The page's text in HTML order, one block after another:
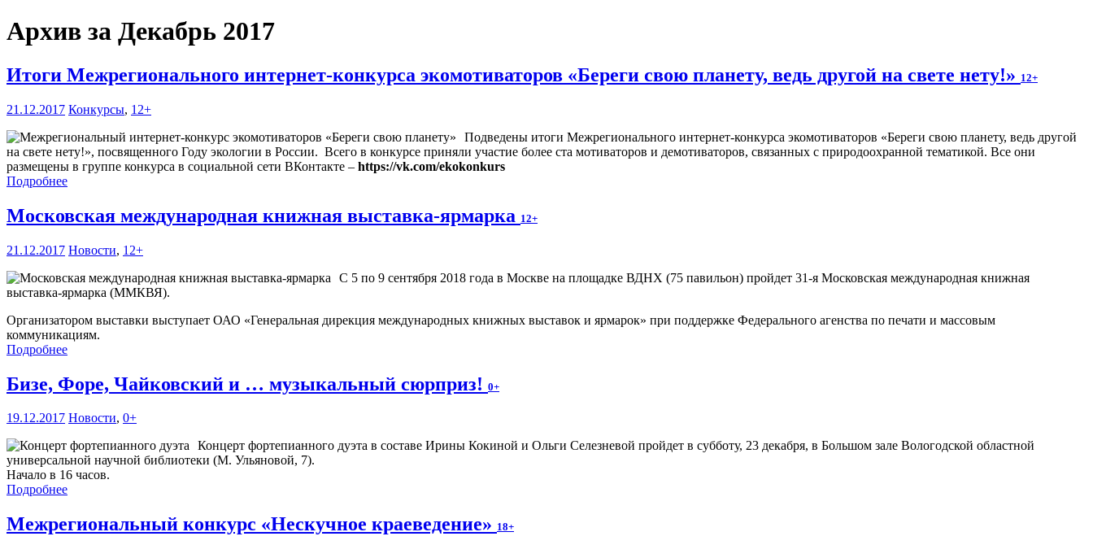
Архив за Декабрь 2017
Итоги Межрегионального интернет-конкурса экомотиваторов «Береги свою планету, ведь другой на свете нету!» 12+
21.12.2017 Конкурсы, 12+
Подведены итоги Межрегионального интернет-конкурса экомотиваторов «Береги свою планету, ведь другой
на свете нету!», посвященного Году экологии в России. Всего в конкурсе приняли участие более ста мотиваторов и демотиваторов, связанных с природоохранной тематикой. Все они
размещены в группе конкурса в социальной сети ВКонтакте – https://vk.com/ekokonkurs
Подробнее
Московская международная книжная выставка-ярмарка 12+
21.12.2017 Новости, 12+
С 5 по 9 сентября 2018 года в Москве на площадке ВДНХ (75 павильон) пройдет 31-я Московская международная книжная
выставка-ярмарка (ММКВЯ).
Организатором выставки выступает ОАО «Генеральная дирекция международных книжных выставок и ярмарок» при поддержке Федерального агенства по печати и массовым
коммуникациям.
Подробнее
Бизе, Форе, Чайковский и … музыкальный сюрприз! 0+
19.12.2017 Новости, 0+
Концерт фортепианного дуэта в составе Ирины Кокиной и Ольги Селезневой пройдет в субботу, 23 декабря, в Большом зале Вологодской областной
универсальной научной библиотеки (М. Ульяновой, 7).
Начало в 16 часов.
Подробнее
Межрегиональный конкурс «Нескучное краеведение» 18+